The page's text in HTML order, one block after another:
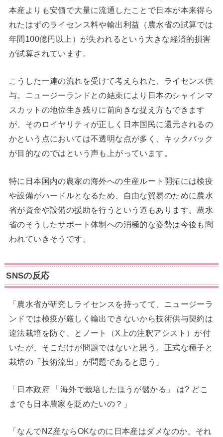
本産よりも安価で大量に流通したことで日本が本来得ら
れたはずのライセンス料や輸出利益（農水省の試算では
年間100億円以上）が失われるという大きな経済的損害
が試算されています。
こうした一連の流れを受けて考えられた、ライセンス供
与。ニュージーランドとの結束により日本のシャインマ
スカットの地位生き残りに前向きな捉え方もできます
が、そのロイヤリティが正しく日本国民に還元されるの
かという点においては不透明な点が多く、キックバック
が目的なのではという声も上がっています。
特に日本国内の農家の海外への生産ルート開拓には検疫
や設備がハードルとなるため、自由な貿易のために農水
省が資金や設備の援助を行うという道もあります。農水
省のそうしたサポート体制への消極的な姿勢は今後も問
われていきそうです。
SNSの反応
「農水省が研究しライセンスを持ってて、ニュージーラ
ンドでは検疫が厳しく輸出できないから技術供与契約は
違法栽培を防ぐ、とノート（X上の注釈アシスト）が付
いたが、そこだけが問題ではないと思う。正式な種子と
栽培の「技術流出」が問題であると思う」
「日本政府 「海外で栽培したほうが儲かる」 は? どこ
までも日本農家を貶めたいの？」
「なんでNZ産ならOKなのに日本産はダメなのか、それ